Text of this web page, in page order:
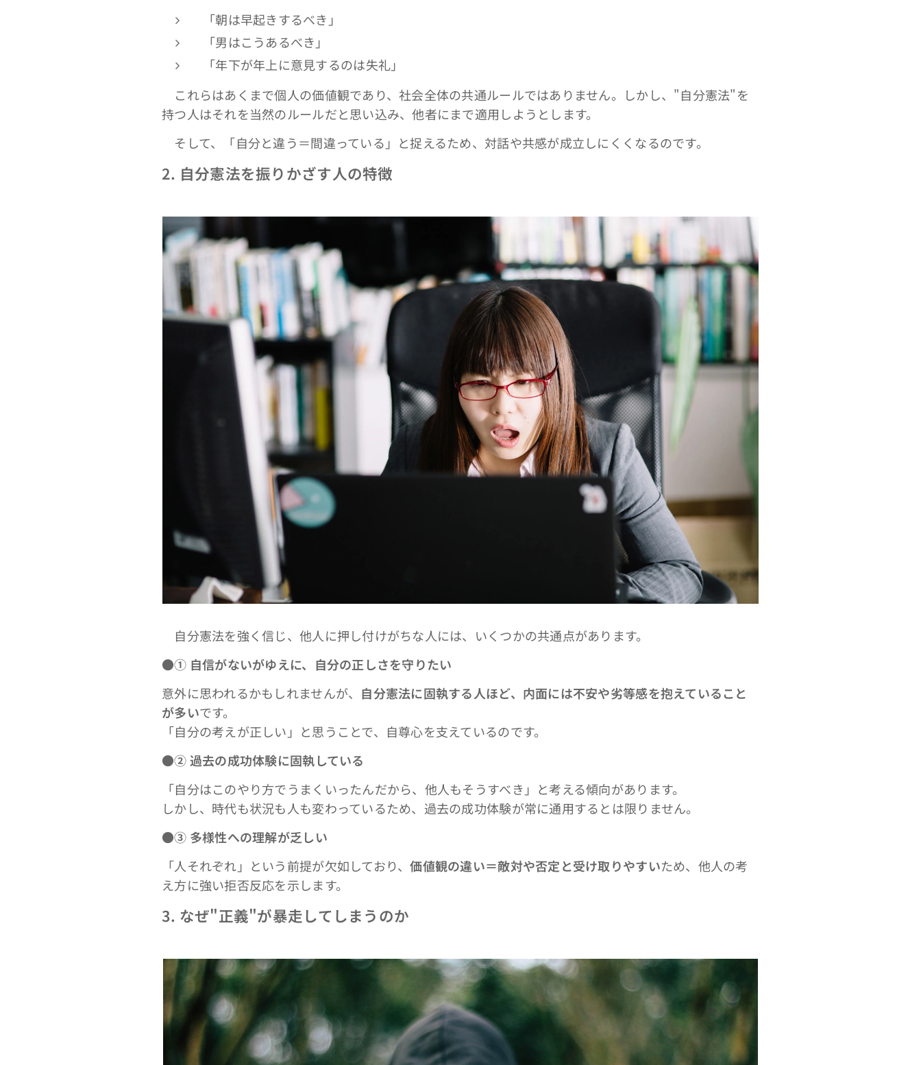
「朝は早起きするべき」
「男はこうあるべき」
「年下が年上に意見するのは失礼」
これらはあくまで個人の価値観であり、社会全体の共通ルールではありません。しかし、"自分憲法"を
持つ人はそれを当然のルールだと思い込み、他者にまで適用しようとします。
そして、「自分と違う＝間違っている」と捉えるため、対話や共感が成立しにくくなるのです。
2. 自分憲法を振りかざす人の特徴
自分憲法を強く信じ、他人に押し付けがちな人には、いくつかの共通点があります。
●① 自信がないがゆえに、自分の正しさを守りたい
意外に思われるかもしれませんが、 自分憲法に固執する人ほど、内面には不安や劣等感を抱えていること
が多いです。
「自分の考えが正しい」と思うことで、自尊心を支えているのです。
●②過去の成功体験に固執している
「自分はこのやり方でうまくいったんだから、他人もそうすべき」と考える傾向があります。
しかし、時代も状況も人も変わっているため、過去の成功体験が常に通用するとは限りません。
●③ 多様性への理解が乏しい
「人それぞれ」という前提が欠如しており、価値観の違い＝敵対や否定と受け取りやすいため、他人の考
え方に強い拒否反応を示します。
3. なぜ"正義"が暴走してしまうのか